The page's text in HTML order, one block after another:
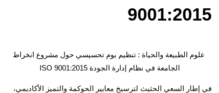
9001:2015
علوم الطبيعة والحياة : تنظيم يوم تحسيسي حول مشروع انخراط
الجامعة في نظام إدارة الجودة ISO 9001:2015
في إطار السعي الحثيث لترسيخ معايير الحوكمة والتميز الأكاديمي،